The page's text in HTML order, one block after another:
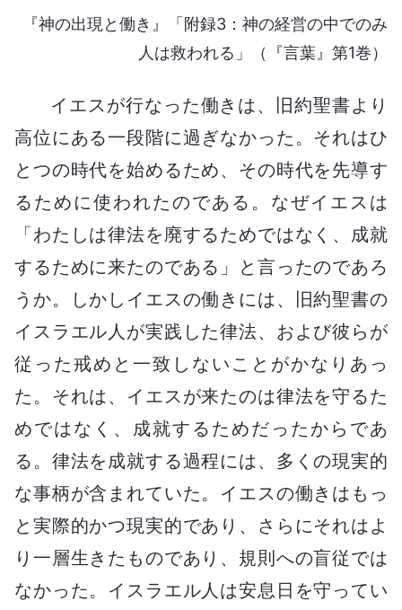
『神の出現と働き』「附録3：神の経営の中でのみ
人は救われる」（『言葉』第1巻）
イエスが行なった働きは、旧約聖書より
高位にある一段階に過ぎなかった。それはひ
とつの時代を始めるため、その時代を先導す
るために使われたのである。なぜイエスは
「わたしは律法を廃するためではなく、成就
するために来たのである」と言ったのであろ
うか。しかしイエスの働きには、旧約聖書の
イスラエル人が実践した律法、および彼らが
従った戒めと一致しないことがかなりあっ
た。それは、イエスが来たのは律法を守るた
めではなく、成就するためだったからであ
る。律法を成就する過程には、多くの現実的
な事柄が含まれていた。イエスの働きはもっ
と実際的かつ現実的であり、さらにそれはよ
り一層生きたものであり、規則への盲従では
なかった。イスラエル人は安息日を守ってい